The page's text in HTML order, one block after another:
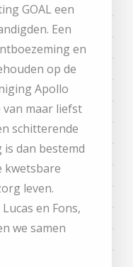
GOAL een
Een
en
op de
Apollo
van maar liefst
schitterende
is dan bestemd
kwetsbare
leven.
en Fons,
we samen